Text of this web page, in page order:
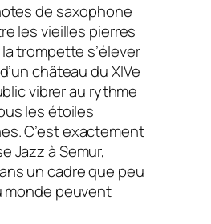
de saxophone
les vieilles pierres
trompette s’élever
château du XIVe
vibrer au rythme
les étoiles
C’est exactement
Jazz à Semur,
un cadre que peu
monde peuvent